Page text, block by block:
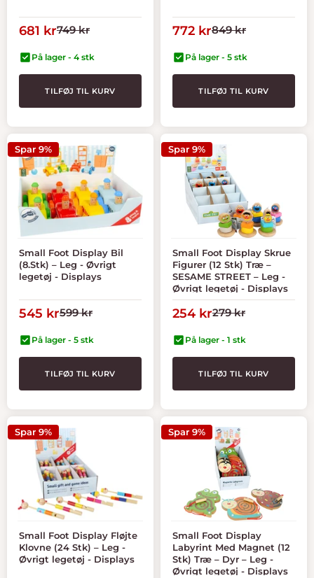
Tilbudspris
681 krNormal
749 kr
På lager - 4 stk
TILFØJ TIL KURV
Tilbudspris
772 krNormal
849 kr
På lager - 5 stk
TILFØJ TIL KURV
Spar 9%
Small Foot Display Bil
(8.Stk) – Leg - Øvrigt
legetøj - Displays
Tilbudspris
545 krNormal
599 kr
På lager - 5 stk
TILFØJ TIL KURV
Spar 9%
Small Foot Display Skrue
Figurer (12 Stk) Træ –
SESAME STREET – Leg -
Øvrigt legetøj - Displays
Tilbudspris
254 krNormal
279 kr
På lager - 1 stk
TILFØJ TIL KURV
Spar 9%
Small Foot Display Fløjte
Klovne (24 Stk) – Leg -
Øvrigt legetøj - Displays
Spar 9%
Small Foot Display
Labyrint Med Magnet (12
Stk) Træ – Dyr – Leg -
Øvrigt legetøj - Displays